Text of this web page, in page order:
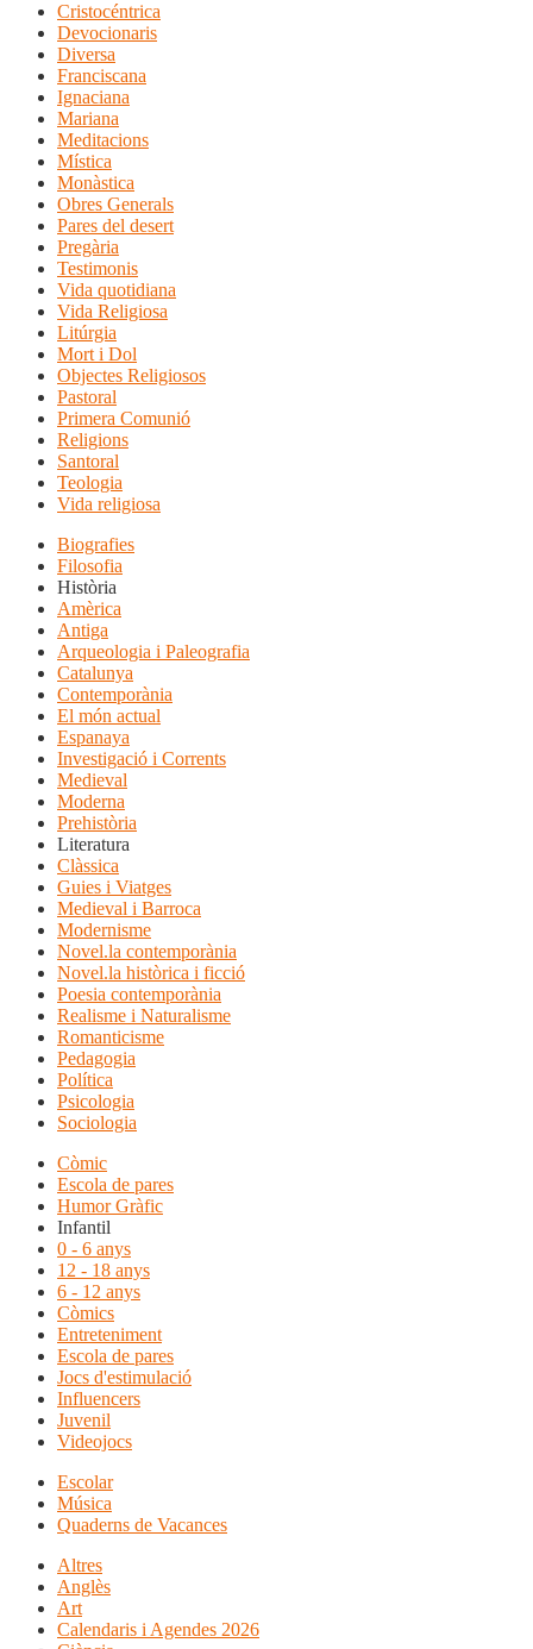
Cristocéntrica
Devocionaris
Diversa
Franciscana
Ignaciana
Mariana
Meditacions
Mística
Monàstica
Obres Generals
Pares del desert
Pregària
Testimonis
Vida quotidiana
Vida Religiosa
Litúrgia
Mort i Dol
Objectes Religiosos
Pastoral
Primera Comunió
Religions
Santoral
Teologia
Vida religiosa
Biografies
Filosofia
Història
Amèrica
Antiga
Arqueologia i Paleografia
Catalunya
Contemporània
El món actual
Espanaya
Investigació i Corrents
Medieval
Moderna
Prehistòria
Literatura
Clàssica
Guies i Viatges
Medieval i Barroca
Modernisme
Novel.la contemporània
Novel.la històrica i ficció
Poesia contemporània
Realisme i Naturalisme
Romanticisme
Pedagogia
Política
Psicologia
Sociologia
Còmic
Escola de pares
Humor Gràfic
Infantil
0 - 6 anys
12 - 18 anys
6 - 12 anys
Còmics
Entreteniment
Escola de pares
Jocs d'estimulació
Influencers
Juvenil
Videojocs
Escolar
Música
Quaderns de Vacances
Altres
Anglès
Art
Calendaris i Agendes 2026